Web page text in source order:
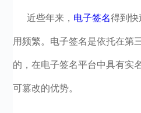
近些年来， 电子签名得到快
用频繁。电子签名是依托在第
的，在电子签名平台中具有实
可篡改的优势。